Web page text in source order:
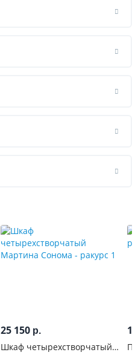
25 150 р.
Шкаф четырехстворчатый